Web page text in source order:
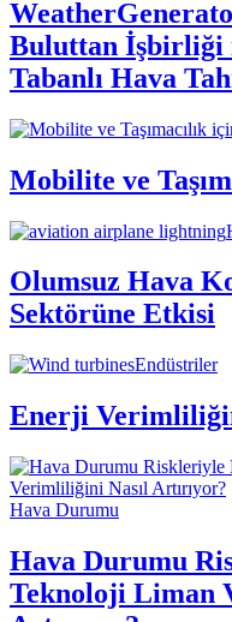
Buluttan İşbirliği
Tabanlı Hava
Mobilite ve
Olumsuz Hava
Sektörüne Etkisi
Endüstriler
Enerji
Hava Durumu
Hava Durumu
Teknoloji Liman